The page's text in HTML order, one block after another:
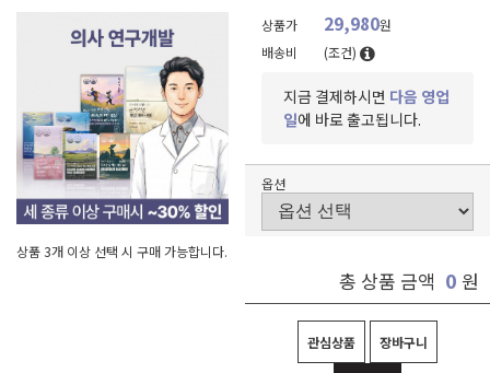
상품 3개 이상 선택 시 구매 가능합니다.
상품가 29,980원
배송비
(조건)
지금 결제하시면 다음 영업
일에 바로 출고됩니다.
옵션
총 상품 금액 0 원
관심상품 장바구니